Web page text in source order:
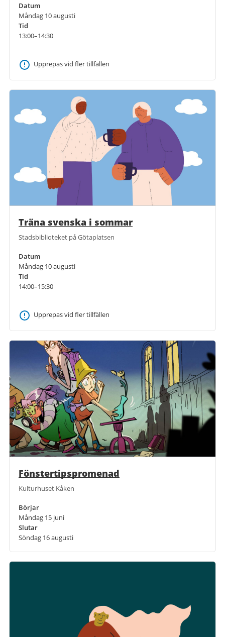
Datum
Måndag 10 augusti
Tid
13:00–14:30
Upprepas vid fler tillfällen
Träna svenska i sommar
Stadsbiblioteket på Götaplatsen
Datum
Måndag 10 augusti
Tid
14:00–15:30
Upprepas vid fler tillfällen
Fönstertipspromenad
Kulturhuset Kåken
Börjar
Måndag 15 juni
Slutar
Söndag 16 augusti